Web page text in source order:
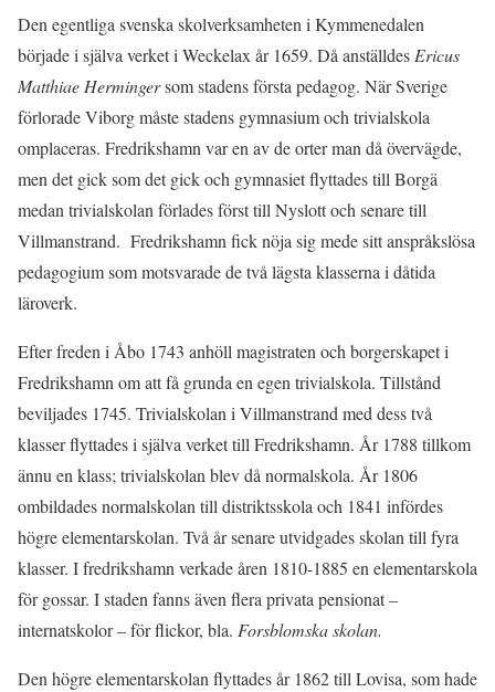
Den egentliga svenska skolverksamheten i Kymmenedalen
började i själva verket i Weckelax år 1659. Då anställdesEricus
Matthiae Hermingersom stadens första pedagog. När Sverige
förlorade Viborg måste stadens gymnasium och trivialskola
omplaceras. Fredrikshamn var en av de orter man då övervägde,
men det gick som det gick och gymnasiet flyttades till Borgä
medan trivialskolan förlades först till Nyslott och senare till
Villmanstrand. Fredrikshamn fick nöja sig mede sitt anspråkslösa
pedagogium som motsvarade de två lägsta klasserna i dåtida
läroverk.
Efter freden i Åbo 1743 anhöll magistraten och borgerskapet i
Fredrikshamn om att få grunda en egen trivialskola. Tillstånd
beviljades 1745. Trivialskolan i Villmanstrand med dess två
klasser flyttades i själva verket till Fredrikshamn. År 1788 tillkom
ännu en klass; trivialskolan blev då normalskola. År 1806
ombildades normalskolan till distriktsskola och 1841 infördes
högre elementarskolan. Två år senare utvidgades skolan till fyra
klasser. I fredrikshamn verkade åren 1810-1885 en elementarskola
för gossar. I staden fanns även flera privata pensionat –
internatskolor – för flickor, bla. Forsblomska skolan.
Den högre elementarskolan flyttades år 1862 till Lovisa, som hade